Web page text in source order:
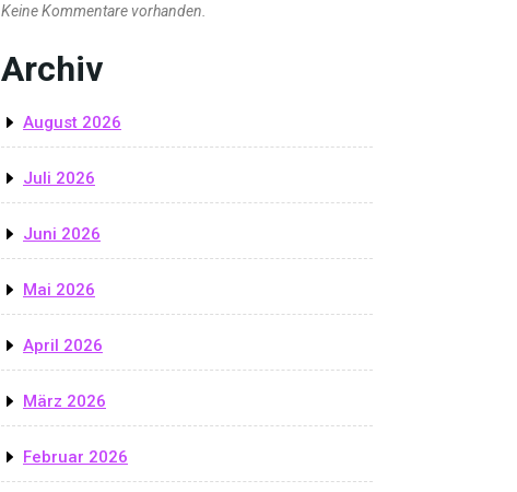
Keine Kommentare vorhanden.
Archiv
August 2026
Juli 2026
Juni 2026
Mai 2026
April 2026
März 2026
Februar 2026